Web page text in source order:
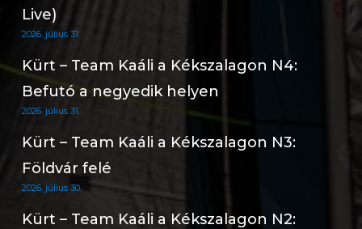
Live)
2026. július 31.
Kürt – Team Kaáli a Kékszalagon N4:
Befutó a negyedik helyen
2026. július 31.
Kürt – Team Kaáli a Kékszalagon N3:
Földvár felé
2026. július 30.
Kürt – Team Kaáli a Kékszalagon N2: